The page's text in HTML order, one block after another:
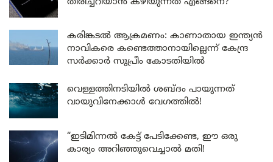
കരിങ്കടൽ ആക്രമണം: കാണാതായ ഇന്ത്യൻ
നാവികരെ കണ്ടെത്താനായില്ലെന്ന് കേന്ദ്ര
സർക്കാർ സുപ്രീം കോടതിയിൽ
വെള്ളത്തിനടിയിൽ ശബ്ദം പായുന്നത്
വായുവിനേക്കാൾ വേഗത്തിൽ!
“ഇടിമിന്നൽ കേട്ട് പേടിക്കേണ്ട, ഈ ഒരു
കാര്യം അറിഞ്ഞുവെച്ചാൽ മതി!